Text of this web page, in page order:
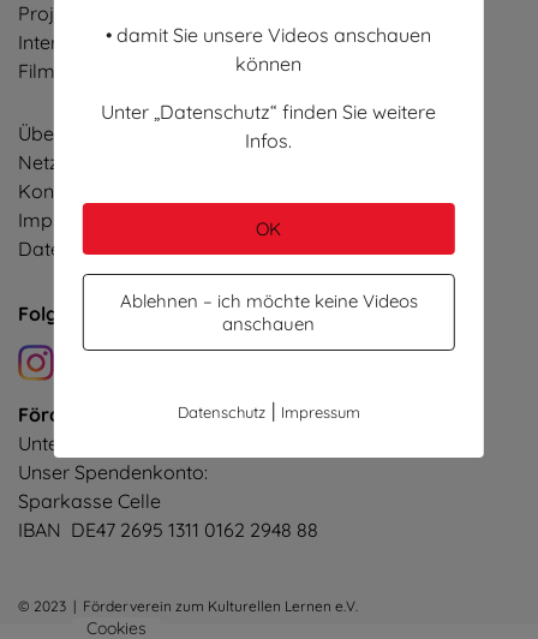
Projekte
Interviews
Filme
Über
Netzwerk
Kontakt
Impressum
Datenschutz
Folgen Sie uns!
Förderverein zum Kulturellen Lernen e.V.
Unterstützen Sie unser Projekt!
Unser Spendenkonto:
Sparkasse Celle
IBAN DE47 2695 1311 0162 2948 88
© 2023 | Förderverein zum Kulturellen Lernen e.V.
Cookies
• damit Sie unsere Videos anschauen
können
Unter „Datenschutz“ finden Sie weitere
Infos.
OK
Ablehnen – ich möchte keine Videos
anschauen
Datenschutz| Impressum